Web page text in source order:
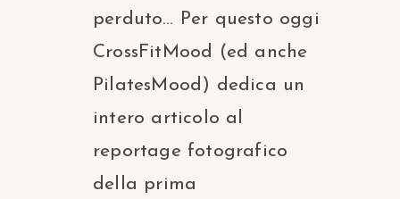
perduto… Per questo oggi
CrossFitMood (ed anche
PilatesMood) dedica un
intero articolo al
reportage fotografico
della prima